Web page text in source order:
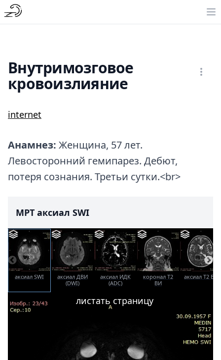
Внутримозговое
кровоизлияние
internet
Анамнез: Женщина, 57 лет.
Левосторонний гемипарез. Дебют,
потеря сознания. Третьи сутки.<br>
МРТ аксиал SWI
аксиал SWI
аксиал ДВИ
(DWI)
аксиал ИДК
(ADC)
коронал T2
ВИ
аксиал T2 ВИ
листать страницу